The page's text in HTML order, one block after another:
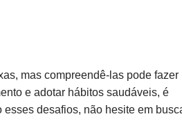
mas compreendê-las pode fazer
e adotar hábitos saudáveis, é
desafios, não hesite em